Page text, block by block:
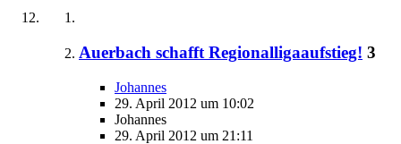
Auerbach schafft Regionalligaaufstieg! 3
Johannes
29. April 2012 um 10:02
Johannes
29. April 2012 um 21:11